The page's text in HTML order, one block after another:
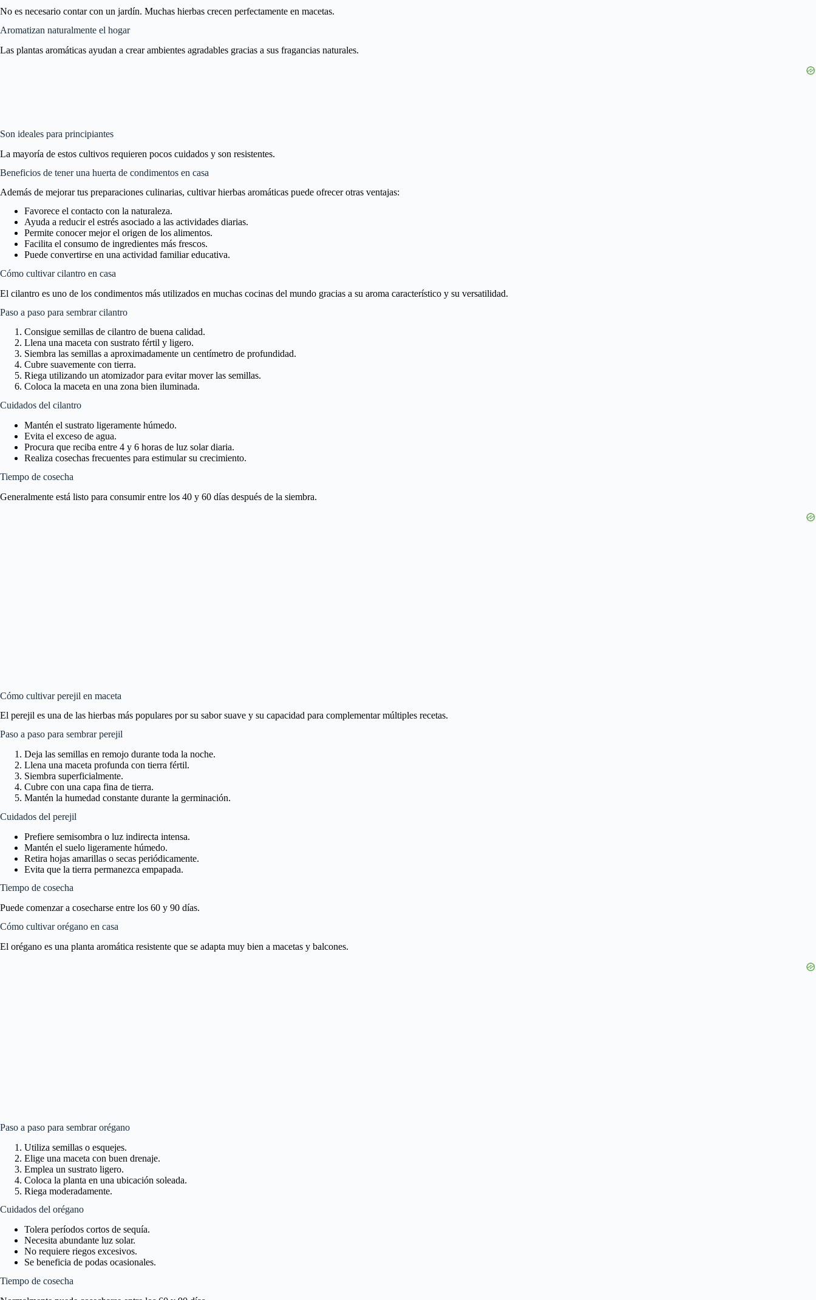
No es necesario contar con un jardín. Muchas hierbas crecen perfectamente en macetas.
Aromatizan naturalmente el hogar
Las plantas aromáticas ayudan a crear ambientes agradables gracias a sus fragancias naturales.
Son ideales para principiantes
La mayoría de estos cultivos requieren pocos cuidados y son resistentes.
Beneficios de tener una huerta de condimentos en casa
Además de mejorar tus preparaciones culinarias, cultivar hierbas aromáticas puede ofrecer otras ventajas:
Favorece el contacto con la naturaleza.
Ayuda a reducir el estrés asociado a las actividades diarias.
Permite conocer mejor el origen de los alimentos.
Facilita el consumo de ingredientes más frescos.
Puede convertirse en una actividad familiar educativa.
Cómo cultivar cilantro en casa
El cilantro es uno de los condimentos más utilizados en muchas cocinas del mundo gracias a su aroma característico y su versatilidad.
Paso a paso para sembrar cilantro
Consigue semillas de cilantro de buena calidad.
Llena una maceta con sustrato fértil y ligero.
Siembra las semillas a aproximadamente un centímetro de profundidad.
Cubre suavemente con tierra.
Riega utilizando un atomizador para evitar mover las semillas.
Coloca la maceta en una zona bien iluminada.
Cuidados del cilantro
Mantén el sustrato ligeramente húmedo.
Evita el exceso de agua.
Procura que reciba entre 4 y 6 horas de luz solar diaria.
Realiza cosechas frecuentes para estimular su crecimiento.
Tiempo de cosecha
Generalmente está listo para consumir entre los 40 y 60 días después de la siembra.
Cómo cultivar perejil en maceta
El perejil es una de las hierbas más populares por su sabor suave y su capacidad para complementar múltiples recetas.
Paso a paso para sembrar perejil
Deja las semillas en remojo durante toda la noche.
Llena una maceta profunda con tierra fértil.
Siembra superficialmente.
Cubre con una capa fina de tierra.
Mantén la humedad constante durante la germinación.
Cuidados del perejil
Prefiere semisombra o luz indirecta intensa.
Mantén el suelo ligeramente húmedo.
Retira hojas amarillas o secas periódicamente.
Evita que la tierra permanezca empapada.
Tiempo de cosecha
Puede comenzar a cosecharse entre los 60 y 90 días.
Cómo cultivar orégano en casa
El orégano es una planta aromática resistente que se adapta muy bien a macetas y balcones.
Paso a paso para sembrar orégano
Utiliza semillas o esquejes.
Elige una maceta con buen drenaje.
Emplea un sustrato ligero.
Coloca la planta en una ubicación soleada.
Riega moderadamente.
Cuidados del orégano
Tolera períodos cortos de sequía.
Necesita abundante luz solar.
No requiere riegos excesivos.
Se beneficia de podas ocasionales.
Tiempo de cosecha